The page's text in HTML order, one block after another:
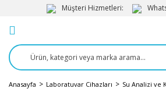
Müşteri Hizmetleri:
Anasayfa Laboratuvar Cihazları Su Analizi ve